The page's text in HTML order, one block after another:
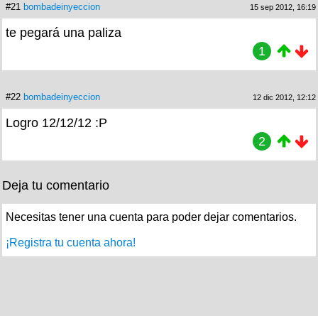
#21 bombadeinyeccion 15 sep 2012, 16:19
te pegará una paliza
1
#22 bombadeinyeccion 12 dic 2012, 12:12
Logro 12/12/12 :P
2
Deja tu comentario
Necesitas tener una cuenta para poder dejar comentarios.
¡Registra tu cuenta ahora!